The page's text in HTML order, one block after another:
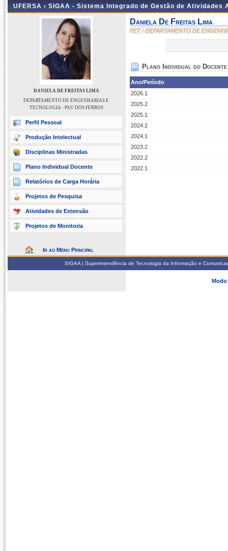
UFERSA › SIGAA - Sistema Integrado de Gestão de Atividades
DANIELA DE FREITAS LIMA
DEPARTAMENTO DE ENGENHARIAS E
TECNOLOGIA - PAU DOS FERROS
Perfil Pessoal
Produção Intelectual
Disciplinas Ministradas
Plano Individual Docente
Relatórios de Carga Horária
Projetos de Pesquisa
Atividades de Extensão
Projetos de Monitoria
Ir ao Menu Principal
Daniela De Freitas Lima
PET - DEPARTAMENTO DE
Plano Individual do Docente
Ano/Período
2026.1
2025.2
2025.1
2024.2
2024.1
2023.2
2022.2
2022.1
SIGAA | Superintendência de Tecnologia da Informação e
Modo